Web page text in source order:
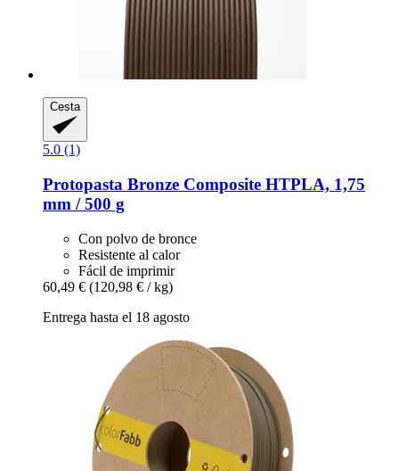
Cesta
5.0 (1)
Protopasta Bronze Composite HTPLA, 1,75
mm / 500 g
Con polvo de bronce
Resistente al calor
Fácil de imprimir
60,49 € (120,98 € / kg)
Entrega hasta el 18 agosto